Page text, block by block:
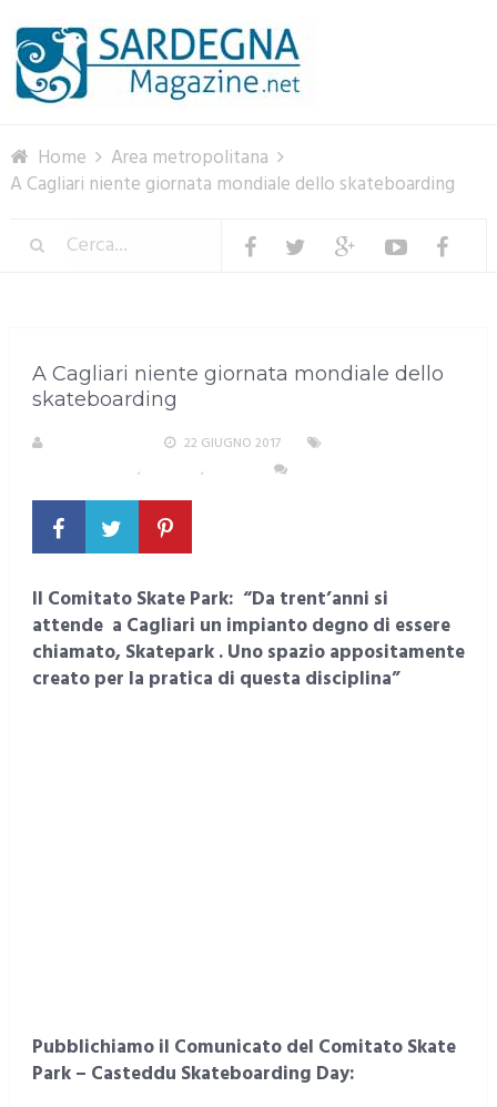
Home
Area metropolitana
A Cagliari niente giornata mondiale dello skateboarding
A Cagliari niente giornata mondiale dello
skateboarding
22 GIUGNO 2017
, ,
Il Comitato Skate Park: “Da trent’anni si
attende a Cagliari un impianto degno di essere
chiamato, Skatepark . Uno spazio appositamente
creato per la pratica di questa disciplina”
Pubblichiamo il Comunicato del Comitato Skate
Park – Casteddu Skateboarding Day: